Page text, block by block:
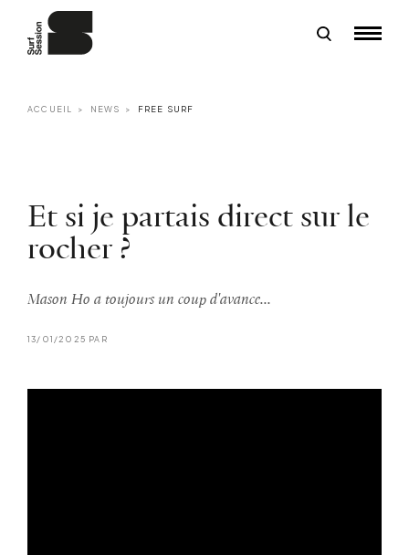
ACCUEIL NEWS FREE SURF
Et si je partais direct sur le
rocher ?
Mason Ho a toujours un coup d'avance...
13/01/2025 PAR